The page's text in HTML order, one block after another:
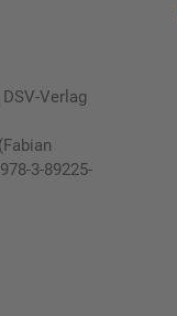
Verlag
3-89225-